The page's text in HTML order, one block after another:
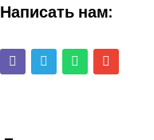
Написать нам: